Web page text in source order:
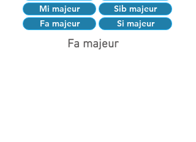
Mi majeur
Sib majeur
Fa majeur
Si majeur
Fa majeur